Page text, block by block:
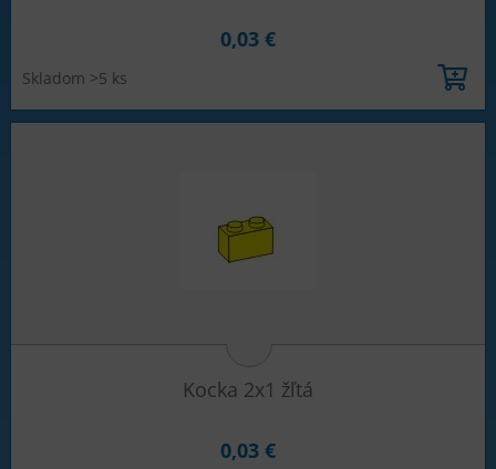
0,03 €
Skladom >5 ks
Kocka 2x1 žľtá
0,03 €